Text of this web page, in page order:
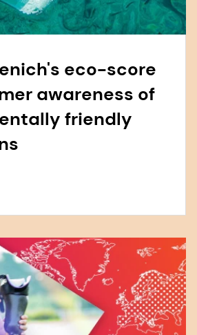
eco-score
awareness of
friendly